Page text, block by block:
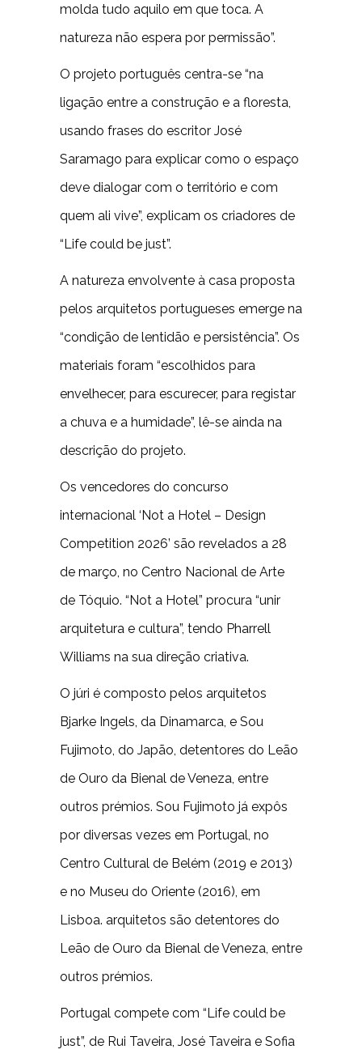
molda tudo aquilo em que toca. A
natureza não espera por permissão”.
O projeto português centra-se “na
ligação entre a construção e a floresta,
usando frases do escritor José
Saramago para explicar como o espaço
deve dialogar com o território e com
quem ali vive”, explicam os criadores de
“Life could be just”.
A natureza envolvente à casa proposta
pelos arquitetos portugueses emerge na
“condição de lentidão e persistência”. Os
materiais foram “escolhidos para
envelhecer, para escurecer, para registar
a chuva e a humidade”, lê-se ainda na
descrição do projeto.
Os vencedores do concurso
internacional ‘Not a Hotel – Design
Competition 2026’ são revelados a 28
de março, no Centro Nacional de Arte
de Tóquio. “Not a Hotel” procura “unir
arquitetura e cultura”, tendo Pharrell
Williams na sua direção criativa.
O júri é composto pelos arquitetos
Bjarke Ingels, da Dinamarca, e Sou
Fujimoto, do Japão, detentores do Leão
de Ouro da Bienal de Veneza, entre
outros prémios. Sou Fujimoto já expôs
por diversas vezes em Portugal, no
Centro Cultural de Belém (2019 e 2013)
e no Museu do Oriente (2016), em
Lisboa. arquitetos são detentores do
Leão de Ouro da Bienal de Veneza, entre
outros prémios.
Portugal compete com “Life could be
just”, de Rui Taveira, José Taveira e Sofia